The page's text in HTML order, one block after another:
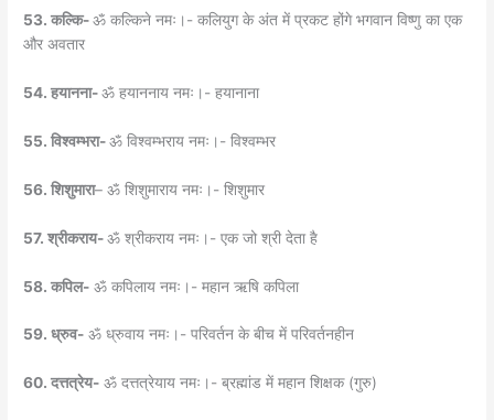
53. कल्कि-ॐ कल्किने नमः।- कलियुग के अंत में प्रकट होंगे भगवान विष्णु का एक
और अवतार
54. हयानना-ॐ हयाननाय नमः।- हयानाना
55. विश्वम्भरा-ॐ विश्वम्भराय नमः।- विश्वम्भर
56. शिशुमारा– ॐ शिशुमाराय नमः।- शिशुमार
57. श्रीकराय-ॐ श्रीकराय नमः।- एक जो श्री देता है
58. कपिल- ॐ कपिलाय नमः।- महान ऋषि कपिला
59. ध्रुव- ॐ ध्रुवाय नमः।- परिवर्तन के बीच में परिवर्तनहीन
60. दत्तत्रेय- ॐ दत्तत्रेयाय नमः।- ब्रह्मांड में महान शिक्षक (गुरु)